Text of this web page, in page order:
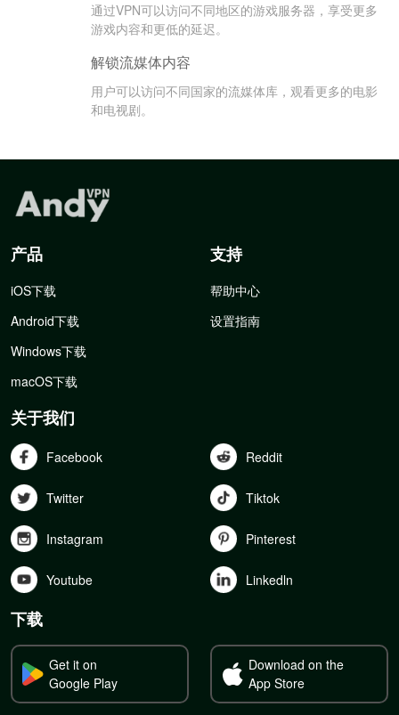
通过VPN可以访问不同地区的游戏服务器，享受更多
游戏内容和更低的延迟。
解锁流媒体内容
用户可以访问不同国家的流媒体库，观看更多的电影
和电视剧。
产品
iOS下载
Android下载
Windows下载
macOS下载
支持
帮助中心
设置指南
关于我们
Facebook Reddit
Twitter Tiktok
Instagram Pinterest
Youtube Linkedln
下载
Get it on
Google Play
Download on the
App Store